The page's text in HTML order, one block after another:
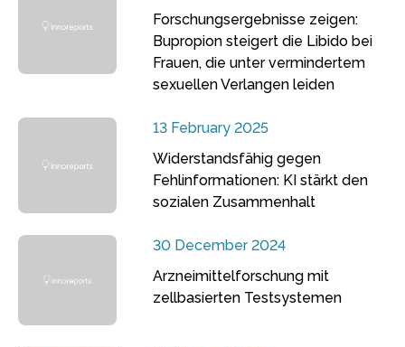
Forschungsergebnisse zeigen:
Bupropion steigert die Libido bei
Frauen, die unter vermindertem
sexuellen Verlangen leiden
13 February 2025
Widerstandsfähig gegen
Fehlinformationen: KI stärkt den
sozialen Zusammenhalt
30 December 2024
Arzneimittelforschung mit
zellbasierten Testsystemen